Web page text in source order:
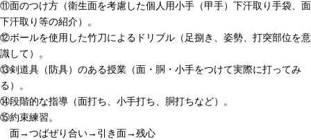
⑪面のつけ方（衛生面を考慮した個人用小手（甲手）下汗取り手袋、面
下汗取り等の紹介）。
⑫ボールを使用した竹刀によるドリブル（足捌き、姿勢、打突部位を意
識して）。
⑬剣道具（防具）のある授業（面・胴・小手をつけて実際に打ってみ
る）。
⑭段階的な指導（面打ち、小手打ち、胴打ちなど）。
⑮約束練習。
面→つばぜり合い→引き面→残心